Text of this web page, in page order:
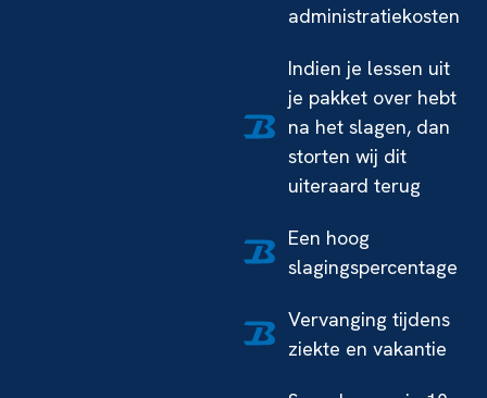
administratiekosten
Indien je lessen uit
je pakket over hebt
na het slagen, dan
storten wij dit
uiteraard terug
Een hoog
slagingspercentage
Vervanging tijdens
ziekte en vakantie